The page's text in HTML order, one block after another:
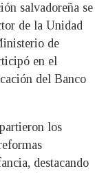
salvadoreña se
de la Unidad
de
en el
del Banco
los
destacando